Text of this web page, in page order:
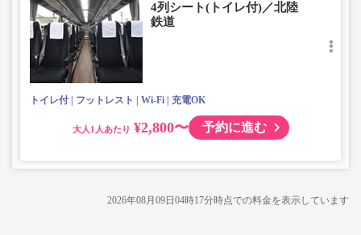
4列シート(トイレ付)／北陸
鉄道
トイレ付 フットレスト Wi-Fi 充電OK
大人 ¥2,800〜 予約に進む
2026年08月09日04時17分時点での料金を表示しています